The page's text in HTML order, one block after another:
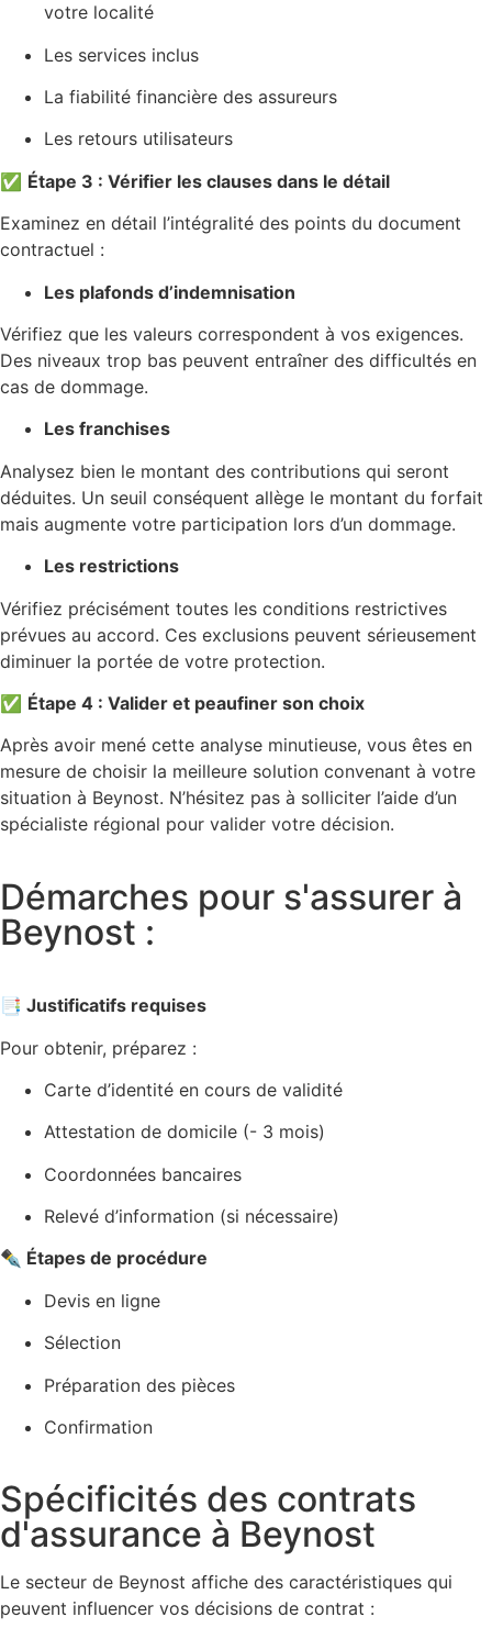
votre localité
Les services inclus
La fiabilité financière des assureurs
Les retours utilisateurs
✅ Étape 3 : Vérifier les clauses dans le détail
Examinez en détail l’intégralité des points du document
contractuel :
Les plafonds d’indemnisation
Vérifiez que les valeurs correspondent à vos exigences.
Des niveaux trop bas peuvent entraîner des difficultés en
cas de dommage.
Les franchises
Analysez bien le montant des contributions qui seront
déduites. Un seuil conséquent allège le montant du forfait
mais augmente votre participation lors d’un dommage.
Les restrictions
Vérifiez précisément toutes les conditions restrictives
prévues au accord. Ces exclusions peuvent sérieusement
diminuer la portée de votre protection.
✅ Étape 4 : Valider et peaufiner son choix
Après avoir mené cette analyse minutieuse, vous êtes en
mesure de choisir la meilleure solution convenant à votre
situation à Beynost. N’hésitez pas à solliciter l’aide d’un
spécialiste régional pour valider votre décision.
Démarches pour s'assurer à
Beynost :
📑 Justificatifs requises
Pour obtenir, préparez :
Carte d’identité en cours de validité
Attestation de domicile (- 3 mois)
Coordonnées bancaires
Relevé d’information (si nécessaire)
✒️ Étapes de procédure
Devis en ligne
Sélection
Préparation des pièces
Confirmation
Spécificités des contrats
d'assurance à Beynost
Le secteur de Beynost affiche des caractéristiques qui
peuvent influencer vos décisions de contrat :